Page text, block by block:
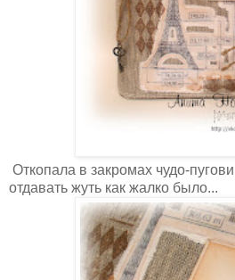
Откопала в закромах чудо-
отдавать жуть как жалко было...